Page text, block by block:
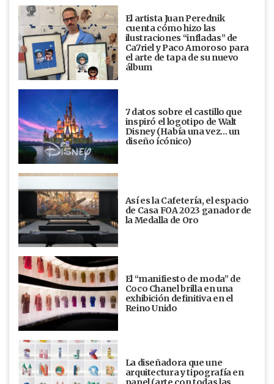
El artista Juan Perednik
cuenta cómo hizo las
ilustraciones “infladas” de
Ca7riel y Paco Amoroso para
el arte de tapa de su nuevo
álbum
7 datos sobre el castillo que
inspiró el logotipo de Walt
Disney (Había una vez... un
diseño ícónico)
Así es la Cafetería, el espacio
de Casa FOA 2023 ganador de
la Medalla de Oro
El “manifiesto de moda” de
Coco Chanel brilla en una
exhibición definitiva en el
Reino Unido
La diseñadora que une
arquitectura y tipografía en